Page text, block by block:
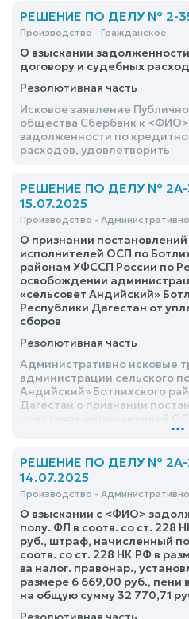
РЕШЕНИЕ ПО ДЕЛУ № 2-
Производство - Гражданское
О взыскании
договору и судебных
Резолютивная часть
Исковое заявление
общества Сбербанк к <ФИО>
задолженности по
расходов, удовлетворить
РЕШЕНИЕ ПО ДЕЛУ № 2А-
15.07.2025
Производство -
О признании
исполнителей ОСП по
районам УФССП России по
освобождении
«сельсовет Андийский»
Республики Дагестан от
сборов
Резолютивная часть
Административно исковые
администрации сельского
Андийский» Ботлихского
Дагестан о признании
Ахвахскому районам УФССП
поселения «сельсовет
района Республики Дагестан
исполнительских сборов –
...
РЕШЕНИЕ ПО ДЕЛУ № 2А-
14.07.2025
Производство -
О взыскании с <ФИО>
полу. ФЛ в соотв. со ст. 228
руб., штраф, начисленный
соотв. со ст. 228 НК РФ в
за налог. правонар.,
размере 6 669,00 руб., пени
на общую сумму 32 770,71